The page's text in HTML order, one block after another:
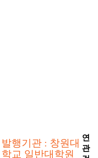
발행기관 : 창원대
학교 일반대학원
연
관